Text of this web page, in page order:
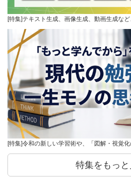
[特集]テキスト生成、画像生成、動画生成な
[特集]令和の新しい学習術や、「図解・視覚
特集をもっと